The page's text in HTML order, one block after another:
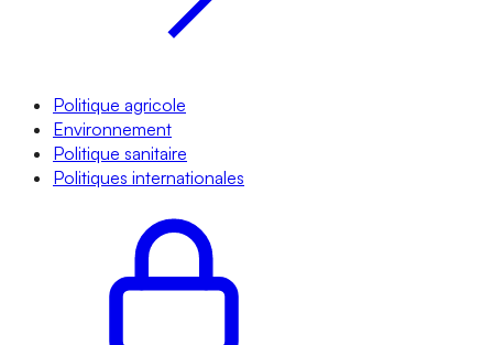
Politique agricole
Environnement
Politique sanitaire
Politiques internationales